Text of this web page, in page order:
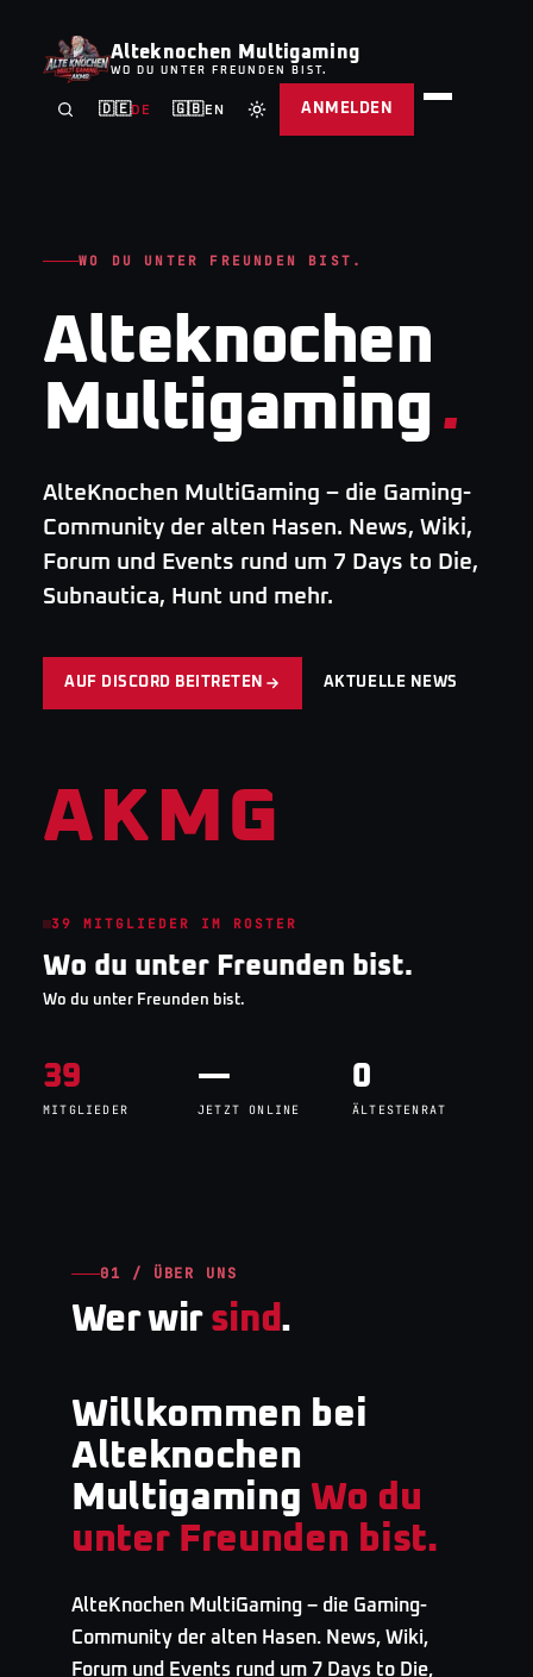
Alteknochen Multigaming
WO DU UNTER FREUNDEN BIST.
🇩🇪DE 🇬🇧EN ANMELDEN
WO DU UNTER FREUNDEN BIST.
Alteknochen
Multigaming.
AlteKnochen MultiGaming – die Gaming-
Community der alten Hasen. News, Wiki,
Forum und Events rund um 7 Days to Die,
Subnautica, Hunt und mehr.
AUF DISCORD BEITRETEN AKTUELLE NEWS
AKMG
39 MITGLIEDER IM ROSTER
Wo du unter Freunden bist.
Wo du unter Freunden bist.
39
MITGLIEDER
—
JETZT ONLINE
0
ÄLTESTENRAT
01 / ÜBER UNS
Wer wir sind.
Willkommen bei
Alteknochen
Multigaming Wo du
unter Freunden bist.
AlteKnochen MultiGaming – die Gaming-
Community der alten Hasen. News, Wiki,
Forum und Events rund um 7 Days to Die,